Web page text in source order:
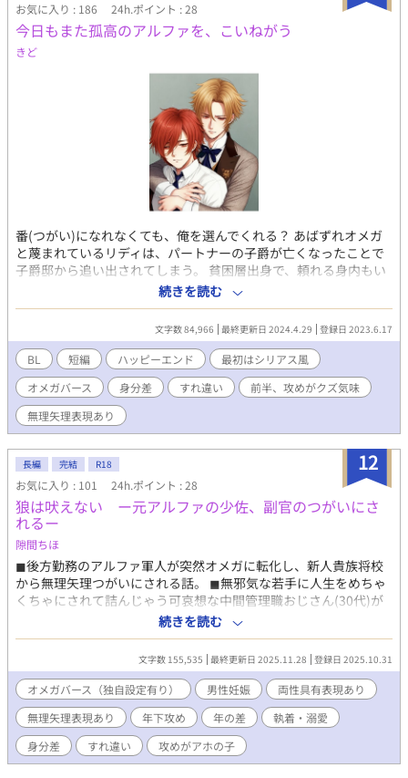
お気に入り : 186 24h.ポイント : 28
今日もまた孤高のアルファを、こいねがう
きど
番(つがい)になれなくても、俺を選んでくれる？ あばずれオメガ
と蔑まれているリディは、パートナーの子爵が亡くなったことで
子爵邸から追い出されてしまう。 貧困層出身で、頼れる身内もい
ないリディは途方にくれていた。 そんな彼に手を差し伸べたの
は、リドール帝国の第一王子で、かつての恋人シャロルだった。
あることが原因で関係が壊れた二人。自分を助けるなんてシャロ
ルの思惑が分からず戸惑うリディ。そんなリディにシャロルは自
分の番(つがい)、カリーノの世話を命じる。 シャロルとカリーノ
の仲睦まじい様子を直近で見てもう昔の関係に戻れないことを痛
感するリディ。それでもシャロルを想うことは止められなかっ
た。 シャロルへの気持ちを懸命に隠すリディにシャロルが無慈悲
な命令をする。 最低な命令に傷つきながらも、シャロルの温もり
ルを嫌いになれないでいた。そんな時、二人の関係を壊した原因
の秘密が明かされて…。
続きを読む
文字数 84,966 最終更新日 2024.4.29 登録日 2023.6.17
BL 短編 ハッピーエンド
最初はシリアス風
オメガバース
身分差 すれ違い
前半、攻めがクズ気味
無理矢理表現あり
12
長編 完結 R18
お気に入り : 101 24h.ポイント : 28
狼は吠えない ー元アルファの少佐、副官のつがいにさ
れるー
隙間ちほ
◼︎後方勤務のアルファ軍人が突然オメガに転化し、新人貴族将校
から無理矢理つがいにされる話。 ◼︎無邪気な若手に人生をめちゃ
くちゃにされて詰んじゃう可哀想な中間管理職おじさん(30代)が
見たい人向け。 ◼︎健気で一途なわんこ系無自覚執着年下攻め×不
憫系苦労人むちむち年上受けのオメガバース(独自設定多め)。フ
ェロモンの概念がまだ見つかって無い時代、ファンタジー近代国
家の軍人BL。 ◼︎男性妊娠・両性具有表現あり。 ◼︎帝国陸軍兵站司
令部のロルフ・ケラー少佐は、問題児アルファの『再教育係』と
して上流階級出身の少尉ヴィルを受け持つことに。昇進を餌にさ
れ渋々引き受けた結果、性格は素直で真面目だが行動力と直感だ
けで突っ走るヴィルに振り回される羽目になる。勝手に他課に出
入りし、よその将校に楯突き、高級茶器を持ち込み、なぜかやた
続きを読む
文字数 155,535 最終更新日 2025.11.28 登録日 2025.10.31
オメガバース（独自設定有り） 男性妊娠
両性具有表現あり
無理矢理表現あり
年下攻め 年の差
執着・溺愛
身分差
すれ違い 攻めがアホの子